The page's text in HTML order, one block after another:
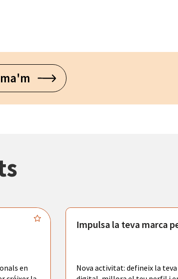
en
Impulsa la teva marca
Nova activitat: defineix la